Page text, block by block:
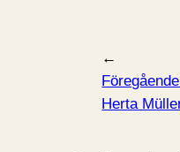
←
Herta